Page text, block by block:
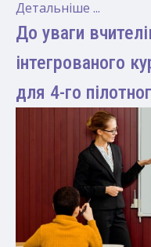
Детальніше ...
До уваги
інтегрованого
для 4-го